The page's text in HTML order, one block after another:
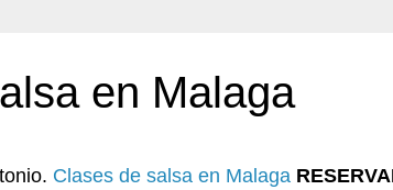
en Malaga
Clases de salsa en Malaga